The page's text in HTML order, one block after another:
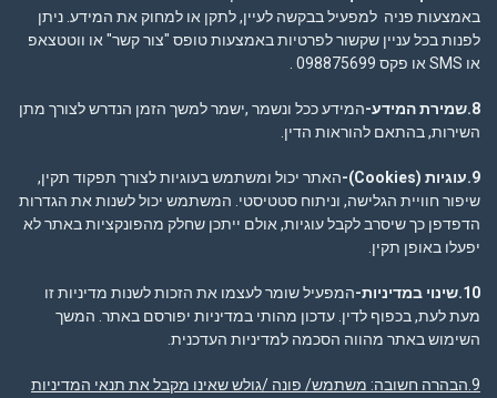
באמצעות פניה למפעיל בבקשה לעיין, לתקן או למחוק את המידע. ניתן
לפנות בכל עניין שקשור לפרטיות באמצעות טופס "צור קשר" או ווטטצאפ
או SMS או פקס 098875699 .
8.שמירת המידע-
המידע ככל ונשמר ,ישמר למשך הזמן הנדרש לצורך מתן
השירות, בהתאם להוראות הדין.
9.עוגיות (Cookies)-
האתר יכול ומשתמש בעוגיות לצורך תפקוד תקין,
שיפור חוויית הגלישה, וניתוח סטטיסטי. המשתמש יכול לשנות את הגדרות
הדפדפן כך שיסרב לקבל עוגיות, אולם ייתכן שחלק מהפונקציות באתר לא
יפעלו באופן תקין.
10.שינוי במדיניות-
המפעיל שומר לעצמו את הזכות לשנות מדיניות זו
מעת לעת, בכפוף לדין. עדכון מהותי במדיניות יפורסם באתר. המשך
השימוש באתר מהווה הסכמה למדיניות העדכנית.
9.הבהרה חשובה
: משתמש/ פונה /גולש שאינו מקבל את תנאי המדיניות